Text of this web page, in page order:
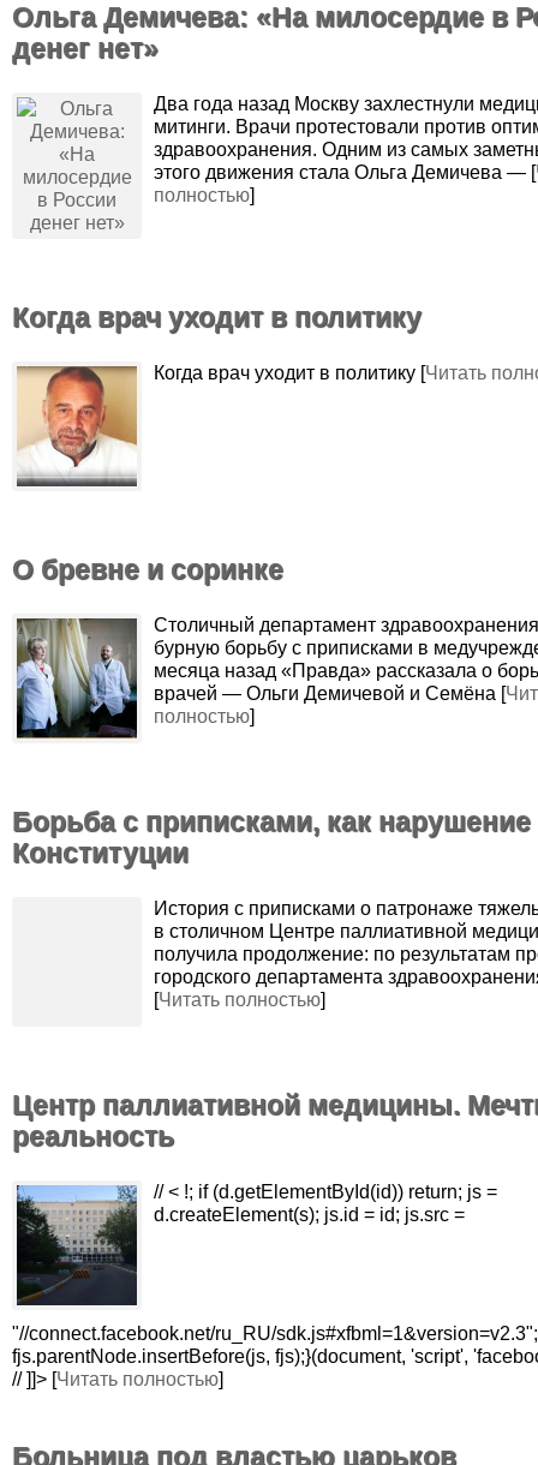
Ольга Демичева: «На милосердие в
денег нет»
Два года назад Москву захлестнули
митинги. Врачи протестовали против
здравоохранения. Одним из самых
этого движения стала Ольга Демичева — [
полностью]
Когда врач уходит в политику
Когда врач уходит в политику [Читать
О бревне и соринке
Столичный департамент
бурную борьбу с приписками в
месяца назад «Правда» рассказала о
врачей — Ольги Демичевой и Семёна [
полностью]
Борьба с приписками, как нарушение
Конституции
История с приписками о патронаже
в столичном Центре паллиативной
получила продолжение: по результатам
городского департамента
[Читать полностью]
Центр паллиативной медицины.
реальность
// < !; if (d.getElementById(id)) return; js =
d.createElement(s); js.id = id; js.src =
"//connect.facebook.net/ru_RU/sdk.js#xfbml=1&version=v2.3";
fjs.parentNode.insertBefore(js, fjs);}(document, 'script',
// ]]> [Читать полностью]
Больница под властью царьков